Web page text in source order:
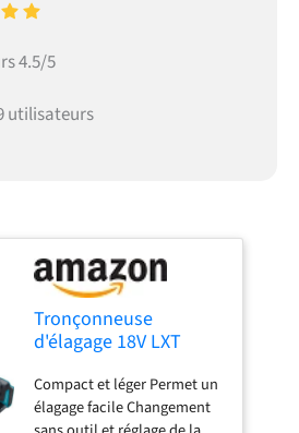
4.5/5
utilisateurs
Tronçonneuse
d'élagage 18V LXT
MAKITA DUC150Z
Compact et léger Permet un
élagage facile Changement